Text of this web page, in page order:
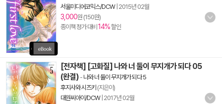
서울미디어코믹스/DCW| 2015년 02월
3,000원 (150원)
종이책 정가 대비 14%할인
[전자책] [고화질] 나와 너 둘이 무지개가 되다 05
(완결) - 나와 너 둘이 무지개가 되다 5
후지사와 시즈키 (지은이)
대원씨아이/DCW| 2017년 02월